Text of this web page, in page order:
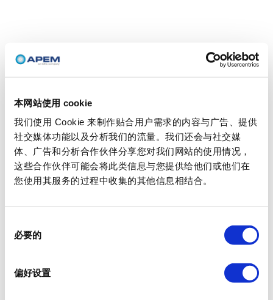
本网站使用 cookie
我们使用 Cookie 来制作贴合用户需求的内容与广告、提供
社交媒体功能以及分析我们的流量。我们还会与社交媒
体、广告和分析合作伙伴分享您对我们网站的使用情况，
这些合作伙伴可能会将此类信息与您提供给他们或他们在
您使用其服务的过程中收集的其他信息相结合。
必要的
偏好设置